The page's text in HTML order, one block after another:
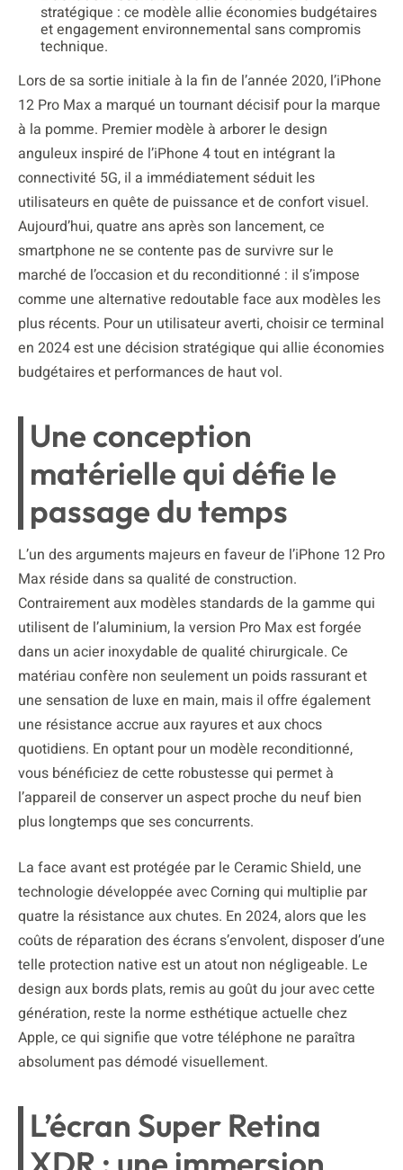
stratégique : ce modèle allie économies budgétaires
et engagement environnemental sans compromis
technique.
Lors de sa sortie initiale à la fin de l’année 2020, l’iPhone
12 Pro Max a marqué un tournant décisif pour la marque
à la pomme. Premier modèle à arborer le design
anguleux inspiré de l’iPhone 4 tout en intégrant la
connectivité 5G, il a immédiatement séduit les
utilisateurs en quête de puissance et de confort visuel.
Aujourd’hui, quatre ans après son lancement, ce
smartphone ne se contente pas de survivre sur le
marché de l’occasion et du reconditionné : il s’impose
comme une alternative redoutable face aux modèles les
plus récents. Pour un utilisateur averti, choisir ce terminal
en 2024 est une décision stratégique qui allie économies
budgétaires et performances de haut vol.
Une conception
matérielle qui défie le
passage du temps
L’un des arguments majeurs en faveur de l’iPhone 12 Pro
Max réside dans sa qualité de construction.
Contrairement aux modèles standards de la gamme qui
utilisent de l’aluminium, la version Pro Max est forgée
dans un acier inoxydable de qualité chirurgicale. Ce
matériau confère non seulement un poids rassurant et
une sensation de luxe en main, mais il offre également
une résistance accrue aux rayures et aux chocs
quotidiens. En optant pour un modèle reconditionné,
vous bénéficiez de cette robustesse qui permet à
l’appareil de conserver un aspect proche du neuf bien
plus longtemps que ses concurrents.
La face avant est protégée par le Ceramic Shield, une
technologie développée avec Corning qui multiplie par
quatre la résistance aux chutes. En 2024, alors que les
coûts de réparation des écrans s’envolent, disposer d’une
telle protection native est un atout non négligeable. Le
design aux bords plats, remis au goût du jour avec cette
génération, reste la norme esthétique actuelle chez
Apple, ce qui signifie que votre téléphone ne paraîtra
absolument pas démodé visuellement.
L’écran Super Retina